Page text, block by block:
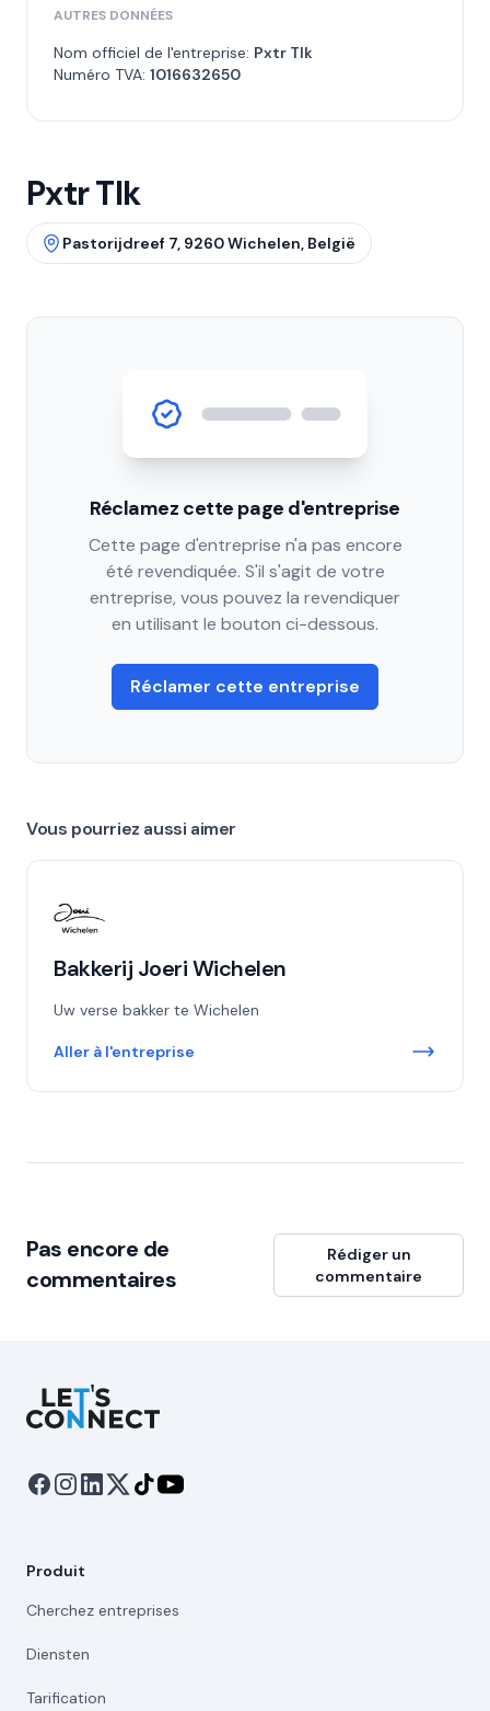
AUTRES DONNÉES
Nom officiel de l'entreprise: Pxtr Tlk
Numéro TVA: 1016632650
Pxtr Tlk
Pastorijdreef 7, 9260 Wichelen, België
Réclamez cette page d'entreprise
Cette page d'entreprise n'a pas encore
été revendiquée. S'il s'agit de votre
entreprise, vous pouvez la revendiquer
en utilisant le bouton ci-dessous.
Réclamer cette entreprise
Vous pourriez aussi aimer
Bakkerij Joeri Wichelen
Uw verse bakker te Wichelen
Aller à l'entreprise
Pas encore de
commentaires
Rédiger un
commentaire
Let's Connect
Produit
Cherchez entreprises
Diensten
Tarification